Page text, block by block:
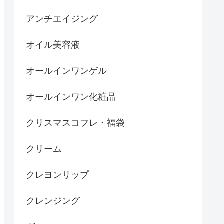
アンチエイジング
オイル美容液
オールインワンゲル
オールインワン化粧品
クリスマスコフレ・福袋
クリーム
クレヨンリップ
クレンジング